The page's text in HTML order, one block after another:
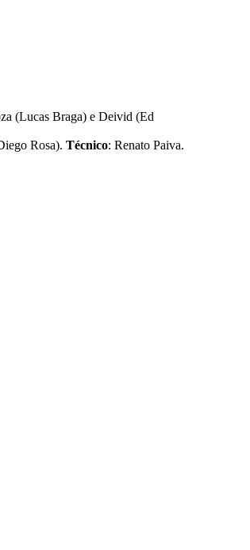
(Lucas Braga) e Deivid (Ed
Rosa). Técnico: Renato Paiva.